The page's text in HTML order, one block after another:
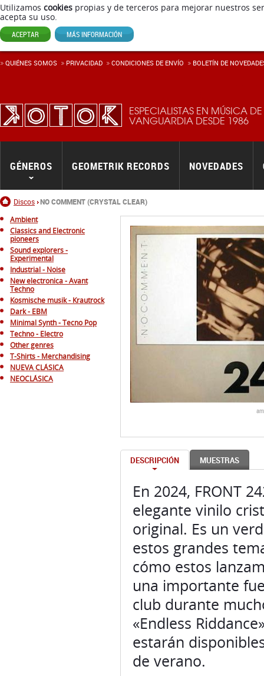
Utilizamos cookies propias y de terceros para mejorar nuestros
acepta su uso.
ACEPTAR MÁS INFORMACIÓN
ESPECIALISTAS EN MÚSICA DE
VANGUARDIA DESDE 1986
Inicio
Discos NO COMMENT (CRYSTAL CLEAR)
GÉNEROS GEOMETRIK RECORDS NOVEDADES
QUIÉNES SOMOS PRIVACIDAD CONDICIONES DE ENVÍ­O BOLETÍN DE
Ambient
Classics and Electronic
pioneers
Sound explorers -
Experimental
Industrial - Noise
New electronica - Avant
Techno
Kosmische musik - Krautrock
Dark - EBM
Minimal Synth - Tecno Pop
Techno - Electro
Other genres
T-Shirts - Merchandising
NUEVA CLÁSICA
NEOCLÁSICA
DESCRIPCIÓN MUESTRAS
En 2024, FRONT
elegante vinilo
original. Es un
estos grandes
cómo estos
una importante
club durante
«Endless
estarán
de verano.